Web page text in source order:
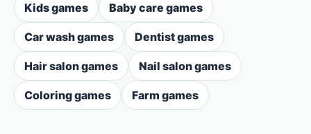
Kids games Baby care games
Car wash games Dentist games
Hair salon games Nail salon games
Coloring games Farm games